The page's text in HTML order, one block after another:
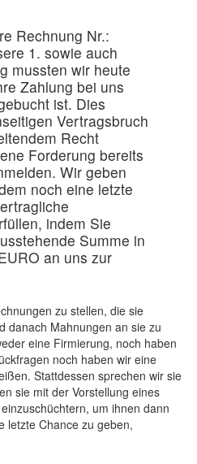
Rechnung Nr.:
1. sowie auch
mussten wir heute
Zahlung bei uns
ist. Dies
Vertragsbruch
Recht
Forderung bereits
Wir geben
noch eine letzte
indem Sie
Summe in
an uns zur
zu stellen, die sie
danach Mahnungen an sie zu
eine Firmierung, noch haben
noch haben wir eine
Stattdessen sprechen wir sie
sie mit der Vorstellung eines
um ihnen dann
letzte Chance zu geben,